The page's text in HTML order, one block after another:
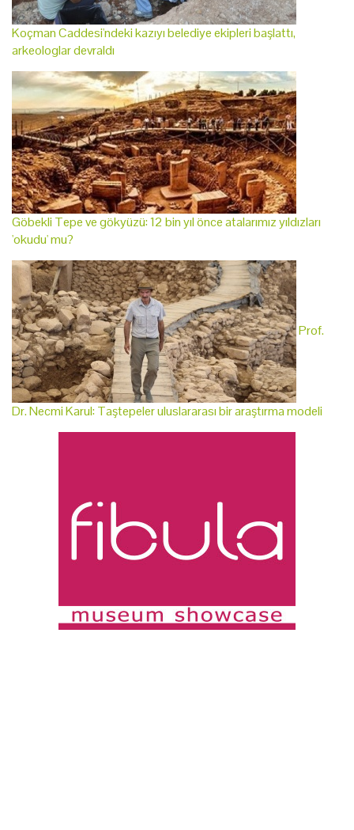
Koçman Caddesi'ndeki kazıyı belediye ekipleri başlattı,
arkeologlar devraldı
Göbekli Tepe ve gökyüzü: 12 bin yıl önce atalarımız yıldızları
'okudu' mu?
Prof.
Dr. Necmi Karul: Taştepeler uluslararası bir araştırma modeli